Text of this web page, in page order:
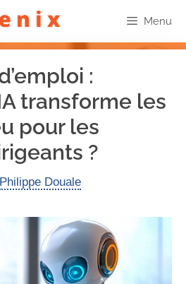
Menu
:
transforme les
pour les
?
Philippe Douale